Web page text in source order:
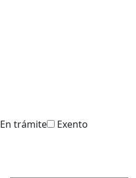
En trámite
Exento